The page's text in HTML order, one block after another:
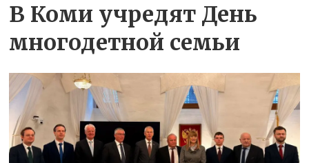
В Коми учредят День
многодетной семьи